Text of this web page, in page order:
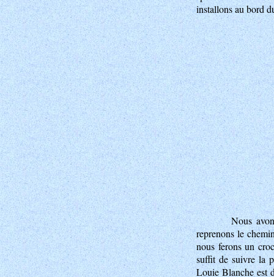
installons au bord
Nous
reprenons le
nous ferons un
suffit de suivre la
Louie Blanche est